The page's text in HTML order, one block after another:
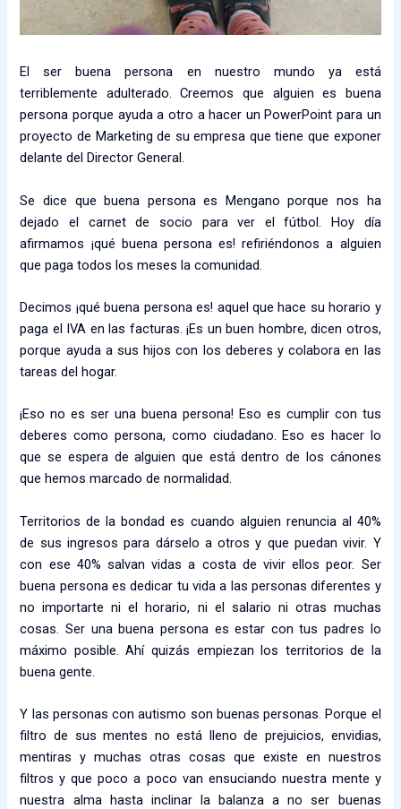
El ser buena persona en nuestro mundo ya está
terriblemente adulterado. Creemos que alguien es buena
persona porque ayuda a otro a hacer un PowerPoint para un
proyecto de Marketing de su empresa que tiene que exponer
delante del Director General.
Se dice que buena persona es Mengano porque nos ha
dejado el carnet de socio para ver el fútbol. Hoy día
afirmamos ¡qué buena persona es! refiriéndonos a alguien
que paga todos los meses la comunidad.
Decimos ¡qué buena persona es! aquel que hace su horario y
paga el IVA en las facturas. ¡Es un buen hombre, dicen otros,
porque ayuda a sus hijos con los deberes y colabora en las
tareas del hogar.
¡Eso no es ser una buena persona! Eso es cumplir con tus
deberes como persona, como ciudadano. Eso es hacer lo
que se espera de alguien que está dentro de los cánones
que hemos marcado de normalidad.
Territorios de la bondad es cuando alguien renuncia al 40%
de sus ingresos para dárselo a otros y que puedan vivir. Y
con ese 40% salvan vidas a costa de vivir ellos peor. Ser
buena persona es dedicar tu vida a las personas diferentes y
no importarte ni el horario, ni el salario ni otras muchas
cosas. Ser una buena persona es estar con tus padres lo
máximo posible. Ahí quizás empiezan los territorios de la
buena gente.
Y las personas con autismo son buenas personas. Porque el
filtro de sus mentes no está lleno de prejuicios, envidias,
mentiras y muchas otras cosas que existe en nuestros
filtros y que poco a poco van ensuciando nuestra mente y
nuestra alma hasta inclinar la balanza a no ser buenas